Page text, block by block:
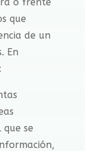
que
de un
En
se